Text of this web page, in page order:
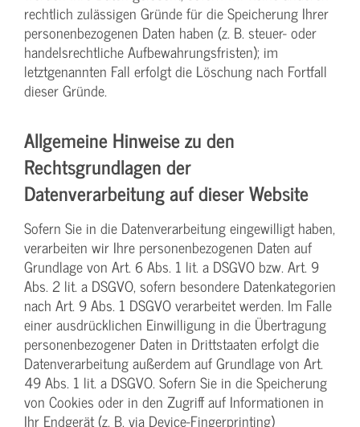
rechtlich zulässigen Gründe für die Speicherung Ihrer
personenbezogenen Daten haben (z. B. steuer- oder
handelsrechtliche Aufbewahrungsfristen); im
letztgenannten Fall erfolgt die Löschung nach Fortfall
dieser Gründe.
Allgemeine Hinweise zu den
Rechtsgrundlagen der
Datenverarbeitung auf dieser Website
Sofern Sie in die Datenverarbeitung eingewilligt haben,
verarbeiten wir Ihre personenbezogenen Daten auf
Grundlage von Art. 6 Abs. 1 lit. a DSGVO bzw. Art. 9
Abs. 2 lit. a DSGVO, sofern besondere Datenkategorien
nach Art. 9 Abs. 1 DSGVO verarbeitet werden. Im Falle
einer ausdrücklichen Einwilligung in die Übertragung
personenbezogener Daten in Drittstaaten erfolgt die
Datenverarbeitung außerdem auf Grundlage von Art.
49 Abs. 1 lit. a DSGVO. Sofern Sie in die Speicherung
von Cookies oder in den Zugriff auf Informationen in
Ihr Endgerät (z. B. via Device-Fingerprinting)